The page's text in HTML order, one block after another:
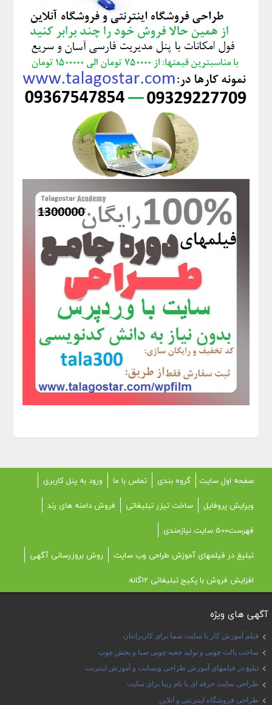
صفحه اول سایت گروه بندی تماس با ما
ورود به پنل کاربری
ویرایش پروفایل
ساخت تیزر تبلیغاتی
فروش دامنه های رند
فهرست500 سایت نیازمندی
تبلیغ در فیلمهای آموزش طراحی وب سایت
روش بروزرسانی آگهی
افزایش فروش با پکیج تبلیغاتی 12گانه
آگهی های ویژه
فیلم آموزش کار با سایت شما برای کاربرانتان
ساخت پالت چوبی و تولید جعبه چوبی صبا و پخش چوب
تبلیغ در فیلمهای آموزش طراحی وبسایت و آموزش اینترنت
طراحی سایت حرفه ای با نام زیبا برای سایت
طراحی فروشگاه اینترنتی و آنلاین